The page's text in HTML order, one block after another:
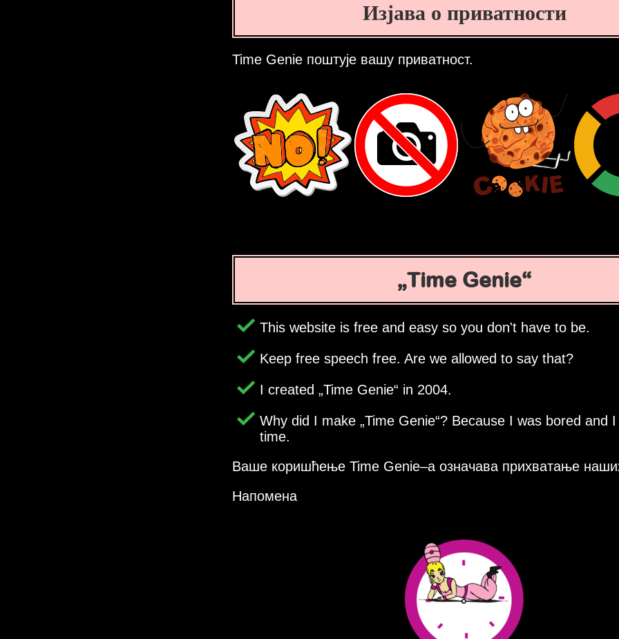
Изјава о приватности
Time Genie поштује вашу приватност.
Time Genie
This website is free and easy so you don't have to be.
Keep free speech free. Are we allowed to say that?
I created Time Genie in 2004.
Why did I make Time Genie ? Because I was bored and
time.
Ваше коришћење Time Genie–a означава прихватање
Напомена